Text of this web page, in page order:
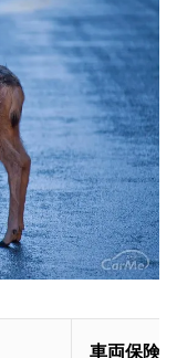
車両保険